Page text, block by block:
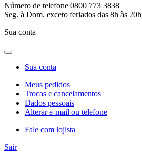
Número de telefone 0800 773 3838
Seg. à Dom. exceto feriados das 8h às 20h
Sua conta
Sua conta
Meus pedidos
Trocas e cancelamentos
Dados pessoais
Alterar e-mail ou telefone
Fale com lojista
Sair